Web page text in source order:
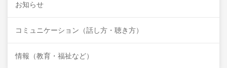
お知らせ
コミュニケーション（話し方・聴き方）
情報（教育・福祉など）